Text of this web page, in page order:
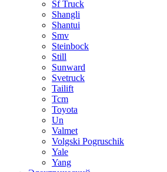
Sf Truck
Shangli
Shantui
Smv
Steinbock
Still
Sunward
Svetruck
Tailift
Tcm
Toyota
Un
Valmet
Volgski Pogruschik
Yale
Yang